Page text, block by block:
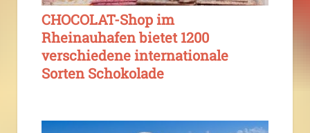
CHOCOLAT-Shop im
Rheinauhafen bietet 1200
verschiedene internationale
Sorten Schokolade